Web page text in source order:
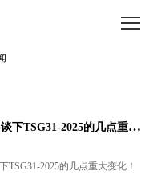
可
供下载！粗略谈下TSG31-2025的几点重大变化！
TSG31-2025的几点重大变化！